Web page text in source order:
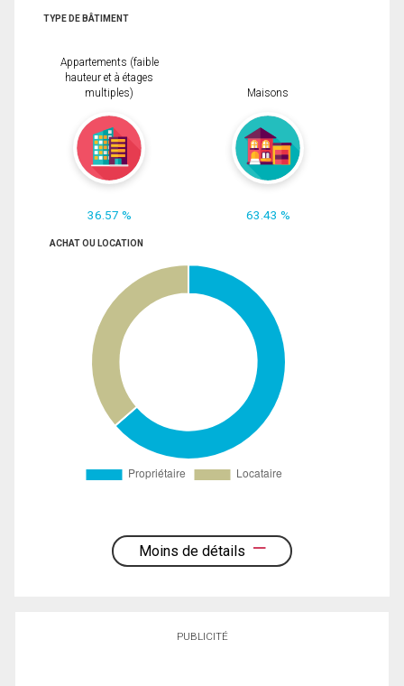
TYPE DE BÂTIMENT
Appartements (faible
hauteur et à étages
multiples)
36.57 %
Maisons
63.43 %
ACHAT OU LOCATION
Moins de détails
PUBLICITÉ